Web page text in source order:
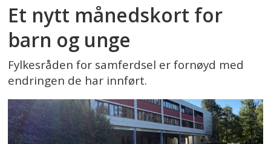
Et nytt månedskort for
barn og unge
Fylkesråden for samferdsel er fornøyd med
endringen de har innført.